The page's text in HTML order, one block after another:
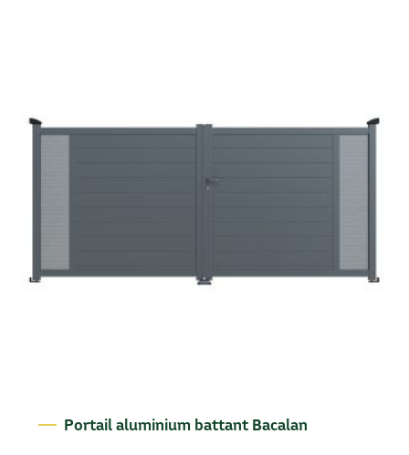
Portail aluminium battant Bacalan